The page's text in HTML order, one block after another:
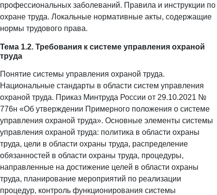
профессиональных заболеваний. Правила и инструкции по
охране труда. Локальные нормативные акты, содержащие
нормы трудового права.
Тема 1.2. Требования к системе управления охраной
труда
Понятие системы управления охраной труда.
Национальные стандарты в области систем управления
охраной труда. Приказ Минтруда России от 29.10.2021 №
776н «Об утверждении Примерного положения о системе
управления охраной труда». Основные элементы системы
управления охраной труда: политика в области охраны
труда, цели в области охраны труда, распределение
обязанностей в области охраны труда, процедуры,
направленные на достижение целей в области охраны
труда, планирование мероприятий по реализации
процедур, контроль функционирования системы